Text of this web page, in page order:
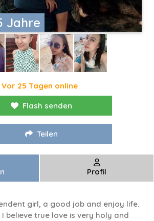
Jahre
Vor 25 Tagen online
Flash senden
Teilen
Profil
girl, a good job and enjoy life.
believe true love is very holy and